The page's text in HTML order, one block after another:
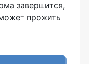
завершится,
прожить